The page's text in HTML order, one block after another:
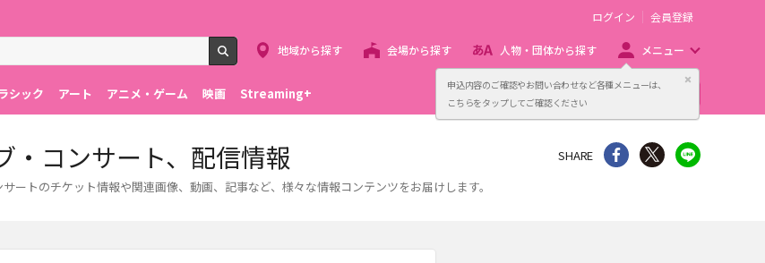
申込内容のご確認やお問い合わせなど各種メニューは、
こちらをタップしてご確認ください
閉じる
検索
ログイン 会員登録
地域から探す 会場から探す 人物・団体から探す メニュー
シック アート アニメ・ゲーム 映画 Streaming+ 主催者向け販売サービス
・コンサート、配信情報
トのチケット情報や関連画像、動画、記事など、様々な情報コンテンツをお届けします。
SHARE シェア Twitter